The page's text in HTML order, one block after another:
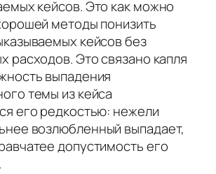
кейсов. Это как можно
методы понизить
кейсов без
расходов. Это связано капля
выпадения
темы из кейса
его редкостью: нежели
возлюбленный выпадает,
допустимость его